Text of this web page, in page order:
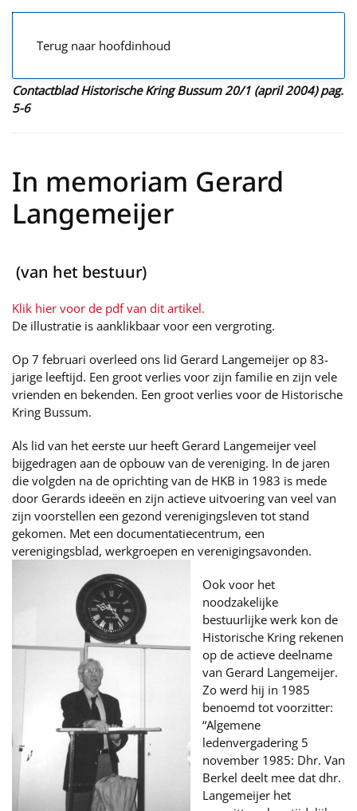
Terug naar hoofdinhoud
Contactblad Historische Kring Bussum 20/1 (april 2004) pag.
5-6
In memoriam Gerard
Langemeijer
(van het bestuur)
Klik hier voor de pdf van dit artikel.
De illustratie is aanklikbaar voor een vergroting.
Op 7 februari overleed ons lid Gerard Langemeijer op 83-
jarige leeftijd. Een groot verlies voor zijn familie en zijn vele
vrienden en bekenden. Een groot verlies voor de Historische
Kring Bussum.
Als lid van het eerste uur heeft Gerard Langemeijer veel
bijgedragen aan de opbouw van de vereniging. In de jaren
die volgden na de oprichting van de HKB in 1983 is mede
door Gerards ideeën en zijn actieve uitvoering van veel van
zijn voorstellen een gezond verenigingsleven tot stand
gekomen. Met een documentatiecentrum, een
verenigingsblad, werkgroepen en verenigingsavonden.
Ook voor het
noodzakelijke
bestuurlijke werk kon de
Historische Kring rekenen
op de actieve deelname
van Gerard Langemeijer.
Zo werd hij in 1985
benoemd tot voorzitter:
“Algemene
ledenvergadering 5
november 1985: Dhr. Van
Berkel deelt mee dat dhr.
Langemeijer het